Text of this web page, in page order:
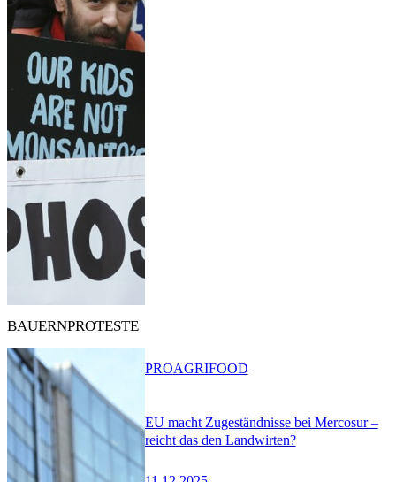
BAUERNPROTESTE
EU macht Zugeständnisse bei Mercosur –
reicht das den Landwirten?
PROAGRIFOOD